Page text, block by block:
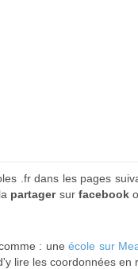
.fr dans les pages
partagersur facebook
: uneécole sur
lire les coordonnées en